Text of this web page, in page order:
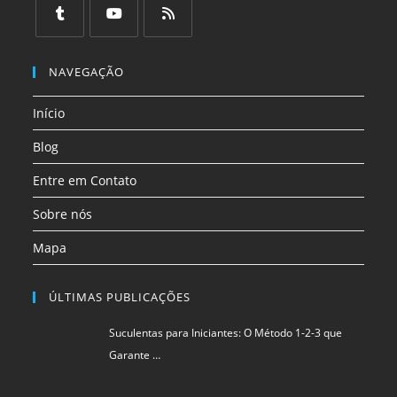
uma
aba
em
uma
aba
uma
em
nova
aba
em
aba
aba
NAVEGAÇÃO
Início
Blog
Entre em Contato
Sobre nós
Mapa
ÚLTIMAS PUBLICAÇÕES
Suculentas para Iniciantes: O Método 1-2-3 que
Garante …